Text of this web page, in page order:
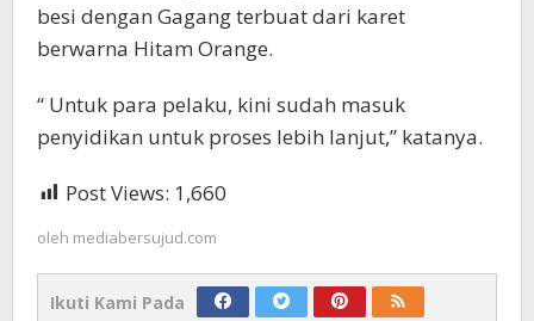
besi dengan Gagang terbuat dari karet
berwarna Hitam Orange.
“ Untuk para pelaku, kini sudah masuk
penyidikan untuk proses lebih lanjut,” katanya.
Post Views: 1,660
oleh mediabersujud.com
Ikuti Kami Pada